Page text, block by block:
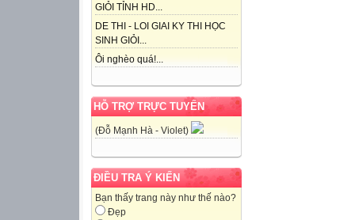
GIỎI TỈNH HD...
DE THI - LOI GIAI KY THI HỌC
SINH GIỎI...
Ôi nghèo quá!...
HỖ TRỢ TRỰC TUYẾN
(Đỗ Mạnh Hà - Violet)
ĐIỀU TRA Ý KIẾN
Bạn thấy trang này như thế nào?
Đẹp